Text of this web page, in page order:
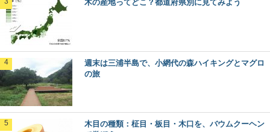
木の産地ってどこ？都道府県別に見てみよう
週末は三浦半島で、小網代の森ハイキングとマグロ
の旅
木目の種類：柾目・板目・木口を、バウムクーヘン